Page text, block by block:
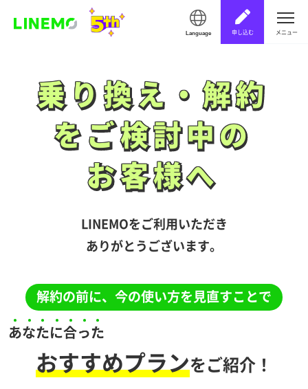
Language 申し込む メニュー
乗り換え・解約
をご検討中の
お客様へ
乗り換え・解約
をご検討中の
お客様へ
LINEMOをご利用いただき
ありがとうございます。
解約の前に、今の使い方を見直すことで
おすすめプランをご紹介！